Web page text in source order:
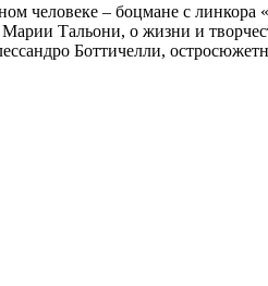
человеке – боцмане с
Марии Тальони, о жизни и
Боттичелли,